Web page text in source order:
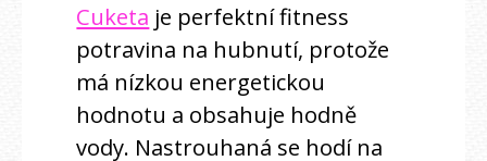
Cuketa je perfektní fitness
potravina na hubnutí, protože
má nízkou energetickou
hodnotu a obsahuje hodně
vody. Nastrouhaná se hodí na